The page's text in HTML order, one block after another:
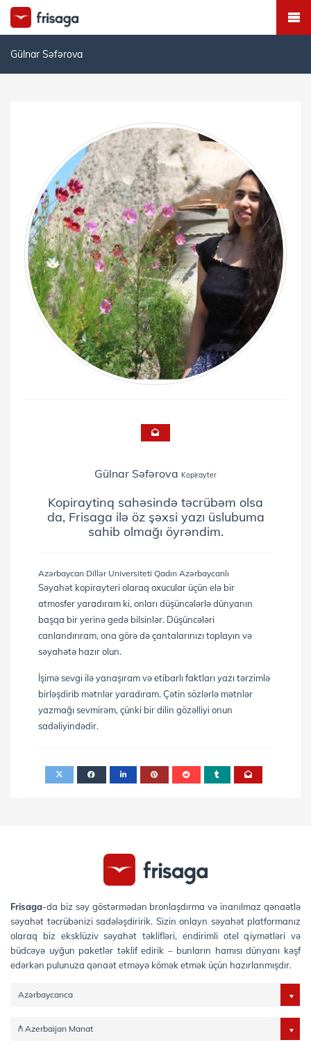
Gülnar Səfərova
Gülnar Səfərova Kopirayter
Kopiraytinq sahəsində təcrübəm olsa
da, Frisaga ilə öz şəxsi yazı üslubuma
sahib olmağı öyrəndim.
Azərbaycan Dillər Universiteti Qadın Azərbaycanlı
Səyahət kopirayteri olaraq oxucular üçün elə bir
atmosfer yaradıram ki, onları düşüncələrlə dünyanın
başqa bir yerinə gedə bilsinlər. Düşüncələri
canlandırıram, ona görə də çantalarınızı toplayın və
səyahətə hazır olun.
İşimə sevgi ilə yanaşıram və etibarlı faktları yazı tərzimlə
birləşdirib mətnlər yaradıram. Çətin sözlərlə mətnlər
yazmağı sevmirəm, çünki bir dilin gözəlliyi onun
sadəliyindədir.
Frisaga-da biz səy göstərmədən bronlaşdırma və inanılmaz qənaətlə
səyahət təcrübənizi sadələşdiririk. Sizin onlayn səyahət platformanız
olaraq biz eksklüziv səyahət təklifləri, endirimli otel qiymətləri və
büdcəyə uyğun paketlər təklif edirik – bunların hamısı dünyanı kəşf
edərkən pulunuza qənaət etməyə kömək etmək üçün hazırlanmışdır.
Azərbaycanca
₼ Azerbaijan Manat